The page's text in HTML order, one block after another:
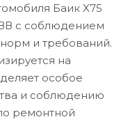
Баик X75
с соблюдением
и требований.
на
особое
и соблюдению
ремонтной